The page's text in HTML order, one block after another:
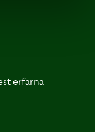
erfarna